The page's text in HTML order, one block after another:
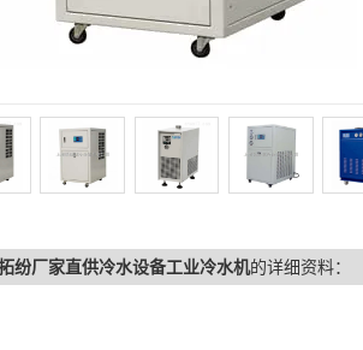
拓纷厂家直供冷水设备工业冷水机的详细资料：